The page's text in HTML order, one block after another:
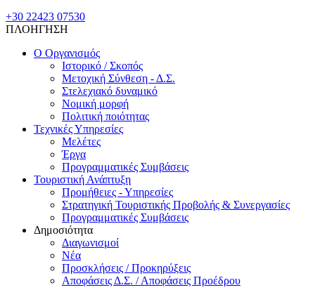
+30 22423 07530
ΠΛΟΗΓΗΣΗ
Ο Οργανισμός
Ιστορικό / Σκοπός
Μετοχική Σύνθεση - Δ.Σ.
Στελεχιακό δυναμικό
Νομική μορφή
Πολιτική ποιότητας
Τεχνικές Υπηρεσίες
Μελέτες
Έργα
Προγραμματικές Συμβάσεις
Τουριστική Ανάπτυξη
Προμήθειες - Υπηρεσίες
Στρατηγική Τουριστικής Προβολής & Συνεργασίες
Προγραμματικές Συμβάσεις
Δημοσιότητα
Διαγωνισμοί
Νέα
Προσκλήσεις / Προκηρύξεις
Αποφάσεις Δ.Σ. / Αποφάσεις Προέδρου